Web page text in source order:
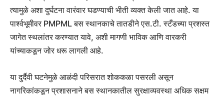
त्यामुळे अशा दुर्घटना वारंवार घडण्याची भीती व्यक्त केली जात आहे. या
पार्श्वभूमीवर PMPML बस स्थानकाचे तातडीने एस.टी. स्टँडच्या प्रशस्त
जागेत स्थलांतर करण्यात यावे, अशी मागणी भाविक आणि वारकरी
यांच्याकडून जोर धरू लागली आहे.
या दुर्दैवी घटनेमुळे आळंदी परिसरात शोककळा पसरली असून
नागरिकांकडून प्रशासनाने बस स्थानकातील सुरक्षाव्यवस्था अधिक सक्षम